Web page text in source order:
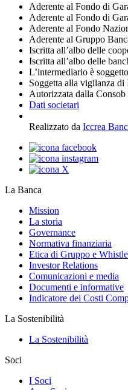
Aderente al Fondo di
Aderente al Fondo di
Aderente al Fondo
Aderente al Gruppo
Iscritta all’albo delle
Iscritta all’albo delle
L’intermediario è
Soggetta alla vigilanza
Autorizzata dalla
Dati societari
Realizzato da Iccrea
La Banca
Mission
La storia
Governance
Normativa finanziaria
Etica di Gruppo e
Investor Relations
Comunicazioni e media
Documenti e informative
Indicatore dei Costi
La Sostenibilità
La Sostenibilità
Soci
I Soci